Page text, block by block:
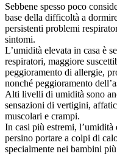
Sebbene spesso poco
base della difficoltà a
persistenti problemi
sintomi.
L’umidità elevata in casa è
respiratori, maggiore
peggioramento di allergie,
nonché peggioramento
Alti livelli di umidità sono
sensazioni di vertigini,
muscolari e crampi.
In casi più estremi, l’umidità
persino portare a colpi di
specialmente nei bambini